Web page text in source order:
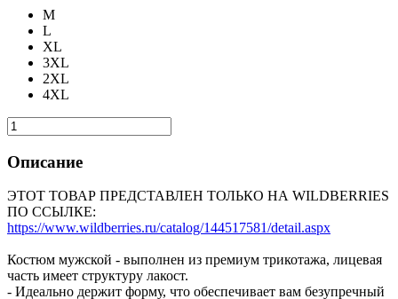
M
L
XL
3XL
2XL
4XL
Описание
ЭТОТ ТОВАР ПРЕДСТАВЛЕН ТОЛЬКО НА WILDBERRIES
ПО ССЫЛКЕ:
https://www.wildberries.ru/catalog/144517581/detail.aspx
Костюм мужской - выполнен из премиум трикотажа, лицевая
часть имеет структуру лакост.
- Идеально держит форму, что обеспечивает вам безупречный